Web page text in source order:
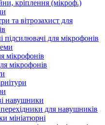
кріплення (мікроф.)
та вітрозахист для
підсилювачі для мікрофонів
мікрофонів
мікрофонів
навушники
для навушників
мініатюрні